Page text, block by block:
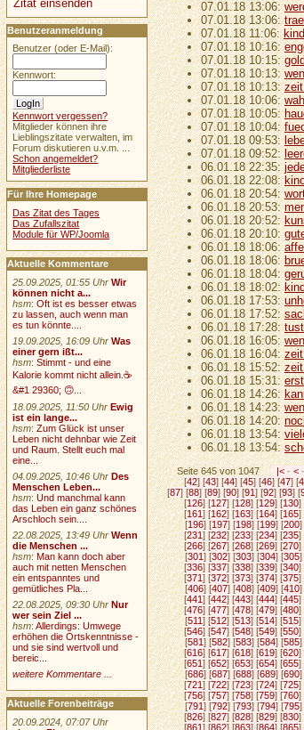
07.01.18 13:06:
07.01.18 13:06:
07.01.18 11:06:
07.01.18 10:16:
07.01.18 10:15:
07.01.18 10:13:
07.01.18 10:13:
07.01.18 10:06:
07.01.18 10:05:
07.01.18 10:04:
07.01.18 09:53:
07.01.18 09:52:
06.01.18 22:35:
06.01.18 22:08:
06.01.18 20:54:
06.01.18 20:53:
06.01.18 20:52:
06.01.18 20:10:
06.01.18 18:06:
06.01.18 18:06:
06.01.18 18:04:
06.01.18 18:02:
06.01.18 17:53:
06.01.18 17:52:
06.01.18 17:28:
06.01.18 16:05:
06.01.18 16:04:
06.01.18 15:52:
06.01.18 15:31:
06.01.18 14:26:
06.01.18 14:23:
06.01.18 14:20:
06.01.18 13:54:
06.01.18 13:54:
Seite 645 von 1047 |<· <
[42] [43] [44] [45] [46] [47] [
[87] [88] [89] [90] [91] [92] [93] [
[126] [127] [128] [129] [130]
[161] [162] [163] [164] [165]
[196] [197] [198] [199] [200]
[231] [232] [233] [234] [235]
[266] [267] [268] [269] [270]
[301] [302] [303] [304] [305]
[336] [337] [338] [339] [340]
[371] [372] [373] [374] [375]
[406] [407] [408] [409] [410]
[441] [442] [443] [444] [445]
[476] [477] [478] [479] [480]
[511] [512] [513] [514] [515]
[546] [547] [548] [549] [550]
[581] [582] [583] [584] [585]
[616] [617] [618] [619] [620]
[651] [652] [653] [654] [655]
[686] [687] [688] [689] [690]
[721] [722] [723] [724] [725]
[756] [757] [758] [759] [760]
[791] [792] [793] [794] [795]
[826] [827] [828] [829] [830]
[861 ] [862] [863] [864] [865]
Zitat einsenden
Benutzeranmeldung
Benutzer (oder E-Mail):
Kennwort:
Kennwort vergessen?
Mitglieder können ihre
Lieblingszitate verwalten, im
Forum diskutieren u.v.m. ...
Schon angemeldet?
Mitgliederliste
Für Ihre Homepage
Das Zitat des Tages
Das Zufallszitat
Module für WP/Joomla
Aktuelle Kommentare
25.09.2025, 01:55 Uhr Wir
können nicht a...
hsm:Oft ist es besser etwas
zu lassen, auch wenn man
es tun könnte....
19.09.2025, 16:09 Uhr Was
einer gern ißt...
hsm:Stimmt - und eine
Kalorie kommt nicht allein.☕
&#1 29360; 🙃...
18.09.2025, 11:50 Uhr Ewig
ist ein lange...
hsm:Zum Glück ist unser
Leben nicht dehnbar wie Zeit
und Raum. Stellt euch mal
eine...
04.09.2025, 10:46 Uhr Des
Menschen Leben...
hsm:Und manchmal kann
das Leben ein ganz schönes
Arschloch sein....
22.08.2025, 13:49 Uhr Wenn
die Menschen ...
hsm:Man kann doch aber
auch mit netten Menschen
ein entspanntes und
gemütliches Pla...
22.08.2025, 09:30 Uhr Nur
wer sein Ziel ...
hsm:Allerdings: Umwege
erhöhen die Ortskenntnisse -
und sie sind wertvoll und
bereic...
weitere Kommentare ...
Aktuelle Forenbeiträge
20.09.2024, 07:07 Uhr